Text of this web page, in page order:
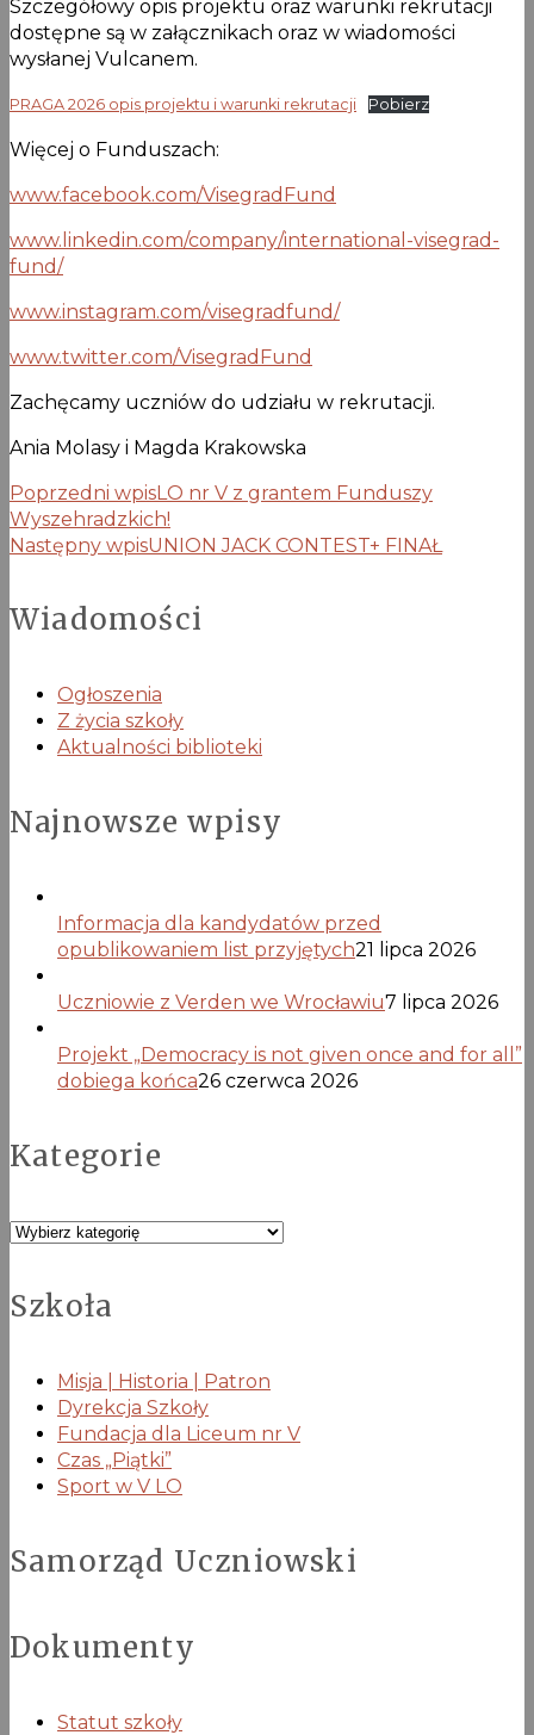
Szczegółowy opis projektu oraz warunki rekrutacji
dostępne są w załącznikach oraz w wiadomości
wysłanej Vulcanem.
PRAGA 2026 opis projektu i warunki rekrutacji Pobierz
Więcej o Funduszach:
www.facebook.com/VisegradFund
www.linkedin.com/company/international-visegrad-
fund/
www.instagram.com/visegradfund/
www.twitter.com/VisegradFund
Zachęcamy uczniów do udziału w rekrutacji.
Ania Molasy i Magda Krakowska
Poprzedni wpisLO nr V z grantem Funduszy
Wyszehradzkich!
Następny wpisUNION JACK CONTEST+ FINAŁ
Wiadomości
Ogłoszenia
Z życia szkoły
Aktualności biblioteki
Najnowsze wpisy
Informacja dla kandydatów przed
opublikowaniem list przyjętych21 lipca 2026
Uczniowie z Verden we Wrocławiu7 lipca 2026
Projekt „Democracy is not given once and for all”
dobiega końca26 czerwca 2026
Kategorie
Kategorie
Szkoła
Misja | Historia | Patron
Dyrekcja Szkoły
Fundacja dla Liceum nr V
Czas „Piątki”
Sport w V LO
Samorząd Uczniowski
Dokumenty
Statut szkoły